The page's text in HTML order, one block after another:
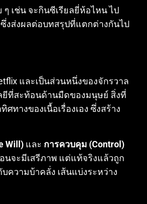
เช่น จะกินซีเรียลยี่ห้อไหน ไป
ซึ่งส่งผลต่อบทสรุปที่แตกต่างกันไป
และเป็นส่วนหนึ่งของจักรวาล
ยีที่สะท้อนด้านมืดของมนุษย์ สิ่งที่
ศทางของเนื้อเรื่องเอง ซึ่งสร้าง
Will) และ การควบคุม (Control)
นจะมีเสรีภาพ แต่แท้จริงแล้วถูก
ความบ้าคลั่ง เส้นแบ่งระหว่าง